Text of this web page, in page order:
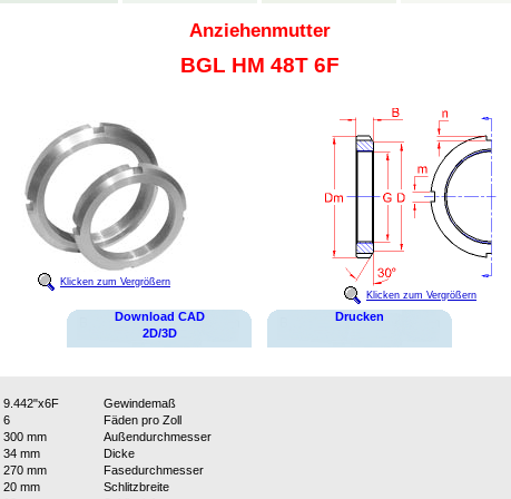
Anziehenmutter
BGL HM 48T 6F
Klicken zum Vergrößern
Klicken zum Vergrößern
Download CAD
2D/3D
Drucken
9.442"x6F
Gewindemaß
6
Fäden pro Zoll
300 mm
Außendurchmesser
34 mm
Dicke
270 mm
Fasedurchmesser
20 mm
Schlitzbreite